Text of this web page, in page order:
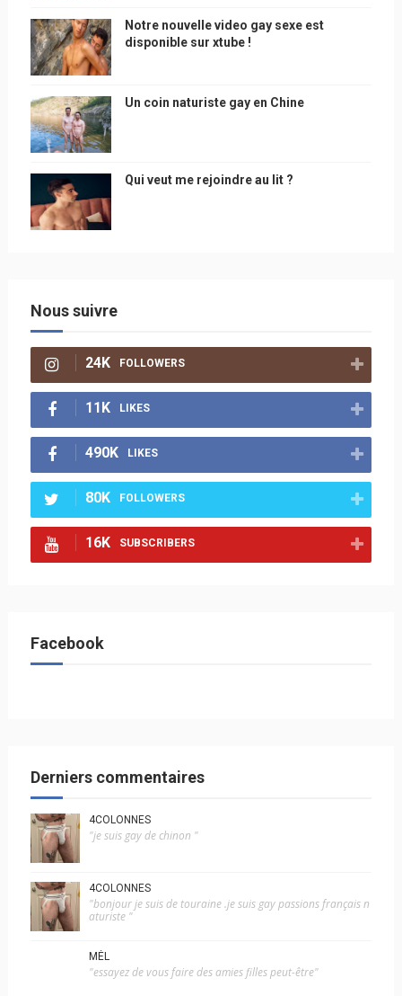
Notre nouvelle video gay sexe est
disponible sur xtube !
Un coin naturiste gay en Chine
Qui veut me rejoindre au lit ?
Nous suivre
24K FOLLOWERS
11K LIKES
490K LIKES
80K FOLLOWERS
16K SUBSCRIBERS
Facebook
Derniers commentaires
4COLONNES
"je suis gay de chinon "
4COLONNES
"bonjour je suis de touraine .je suis gay passions français n
aturiste "
MÉL
"essayez de vous faire des amies filles peut-être"